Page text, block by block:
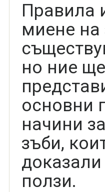
Правила
миене на
но ние
основни
начини
зъби,
ползи.